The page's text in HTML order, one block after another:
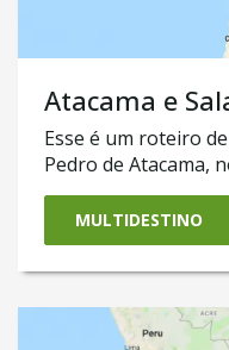
Atacama e
Esse é um roteiro
Pedro de Atacama,
Bolívia. Ele o levará
Pedro do
magnífico Deserto
Lagunas Altiplanas.
do famoso e
MULTIDESTINO